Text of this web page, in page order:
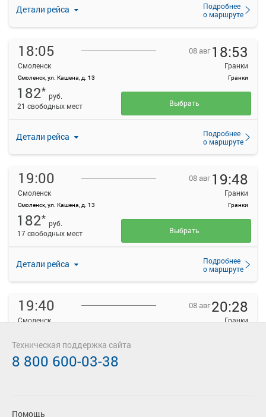
Детали рейса
Подробнее
о маршруте
18:05
Смоленск
Смоленск, ул. Кашена, д. 13
08 авг 18:53
Гранки
Гранки
Детали рейса
Подробнее
о маршруте
182* руб.
21 свободных мест
Выбрать
19:00
Смоленск
Смоленск, ул. Кашена, д. 13
08 авг 19:48
Гранки
Гранки
Детали рейса
Подробнее
о маршруте
182* руб.
17 свободных мест
Выбрать
19:40
Смоленск
08 авг20:28
Гранки
182* руб.
18 свободных мест
Помощь
Техническая поддержка сайта
8 800 600-03-38